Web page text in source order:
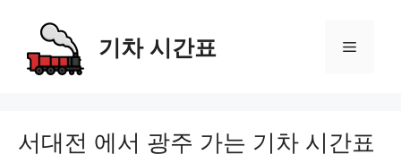
content
기차 시간표 Menu
서대전 에서 광주 가는 기차 시간표